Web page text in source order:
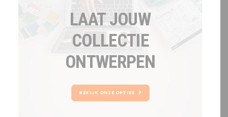
LAAT JOUW
COLLECTIE
ONTWERPEN
BEKIJK ONZE OPTIES